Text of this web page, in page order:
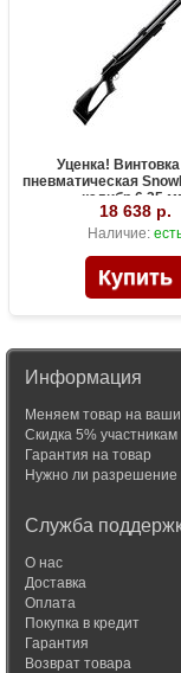
Уценка!
пневматическая
калибр 6.35
18 638 р.
Наличие:
Информация
Меняем товар на
Скидка 5%
Гарантия на товар
Нужно ли разрешение
Служба
О нас
Доставка
Оплата
Покупка в кредит
Гарантия
Возврат товара